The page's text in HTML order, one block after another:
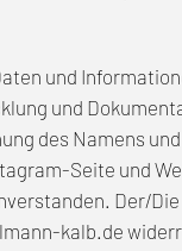
und
und
des Namens
Seite und
Der/
kalb.de